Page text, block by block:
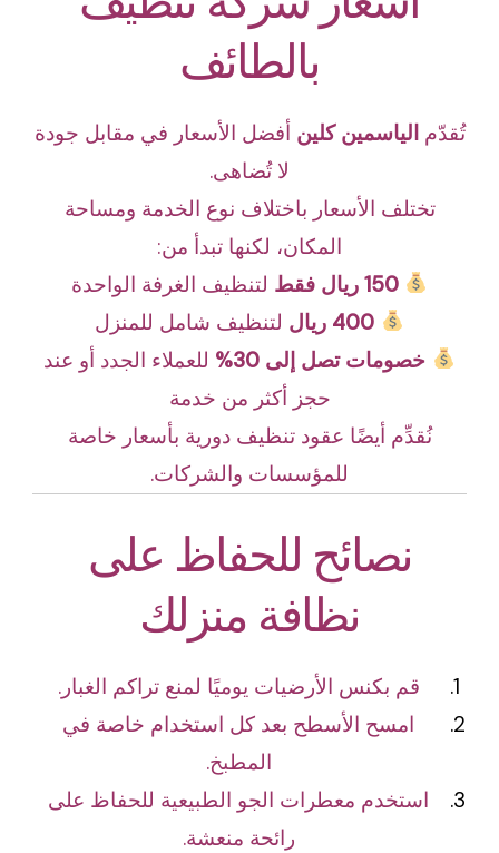
بالطائف
تُقدّمالياسمين كلين أفضل الأسعار في مقابل جودة
لا تُضاهى.
تختلف الأسعار باختلاف نوع الخدمة ومساحة
المكان، لكنها تبدأ من:
150 ريال فقط
لتنظيف الغرفة الواحدة
400 ريال
لتنظيف شامل للمنزل
خصومات تصل إلى 30%
للعملاء الجدد أو عند
حجز أكثر من خدمة
نُقدِّم أيضًا عقود تنظيف دورية بأسعار خاصة
للمؤسسات والشركات.
نصائح للحفاظ على
نظافة منزلك
قم بكنس الأرضيات يوميًا لمنع تراكم الغبار.
امسح الأسطح بعد كل استخدام خاصة في
المطبخ.
استخدم معطرات الجو الطبيعية للحفاظ على
رائحة منعشة.